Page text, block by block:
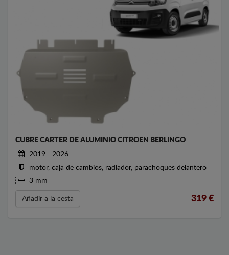
CUBRE CARTER DE ALUMINIO CITROEN BERLINGO
2019 - 2026
motor, caja de cambios, radiador, parachoques delantero
3 mm
Añadir a la cesta 319 €